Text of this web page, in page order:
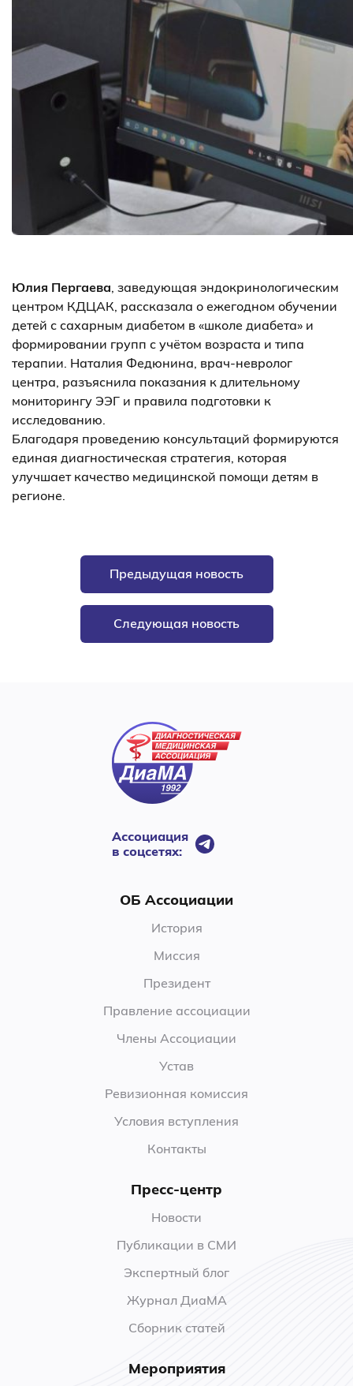
Юлия Пергаева, заведующая эндокринологическим
центром КДЦАК, рассказала о ежегодном обучении
детей с сахарным диабетом в «школе диабета» и
формировании групп с учётом возраста и типа
терапии. Наталия Федюнина, врач-невролог
центра, разъяснила показания к длительному
мониторингу ЭЭГ и правила подготовки к
исследованию.
Благодаря проведению консультаций формируются
единая диагностическая стратегия, которая
улучшает качество медицинской помощи детям в
регионе.
Предыдущая новость
Следующая новость
Ассоциация
в соцсетях:
ОБ Ассоциации
История
Миссия
Президент
Правление ассоциации
Члены Ассоциации
Устав
Ревизионная комиссия
Условия вступления
Контакты
Пресс-центр
Новости
Публикации в СМИ
Экспертный блог
Журнал ДиаМА
Сборник статей
Мероприятия